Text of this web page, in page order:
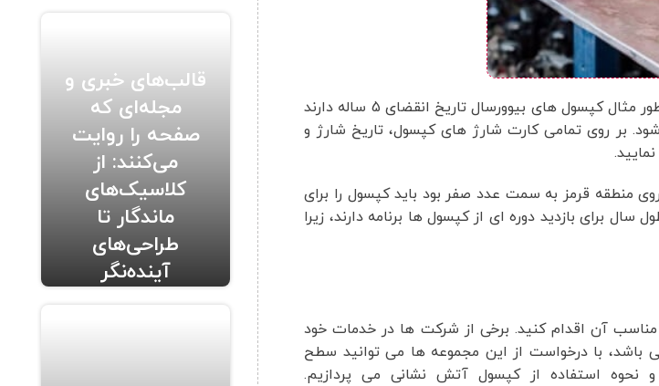
کپسول های آتش نشانی با توجه به نوع آن میتواند تاریخ انقضای متفاوتی داشته باشد. به طور مثال کپسول های بیوورسال تاریخ انقضای 5 ساله دارند
بر روی تمامی کارت شارژ های کپسول، تاریخ شارژ و
منطقه قرمز به سمت عدد صفر بود باید کپسول را برای
برای بازدید دوره ای از کپسول ها برنامه دارند، زیرا
مناسب آن اقدام کنید. برخی از شرکت ها در خدمات خود
باشد، با درخواست از این مجموعه ها می توانید سطح
و نحوه استفاده از کپسول آتش نشانی می پردازیم.
قالب‌های خبری و
مجله‌ای که
صفحه را روایت
می‌کنند: از
کلاسیک‌های
ماندگار تا
طراحی‌های
آینده‌نگر